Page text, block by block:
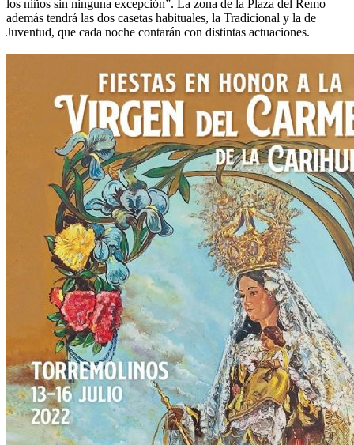
los niños sin ninguna excepción”. La zona de la Plaza del Remo
además tendrá las dos casetas habituales, la Tradicional y la de
Juventud, que cada noche contarán con distintas actuaciones.